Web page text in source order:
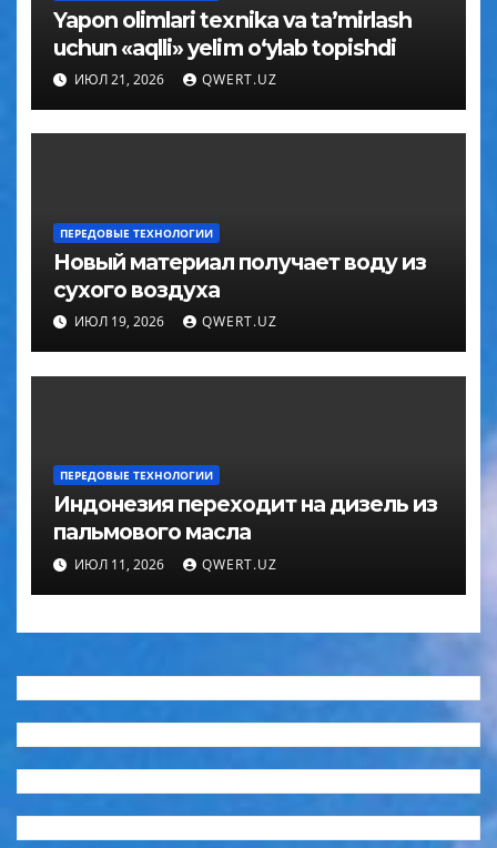
Yapon olimlari texnika va ta’mirlash
uchun «aqlli» yelim o‘ylab topishdi
ИЮЛ 21, 2026 QWERT.UZ
ПЕРЕДОВЫЕ ТЕХНОЛОГИИ
Новый материал получает воду из
сухого воздуха
ИЮЛ 19, 2026 QWERT.UZ
ПЕРЕДОВЫЕ ТЕХНОЛОГИИ
Индонезия переходит на дизель из
пальмового масла
ИЮЛ 11, 2026 QWERT.UZ